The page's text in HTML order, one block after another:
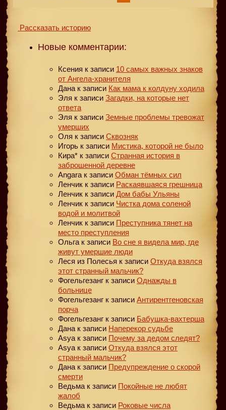
Рассказать историю
Новые комментарии:
Ксения к записи 10 самых важных знаков
от Ангела-хранителя
Дана к записи Как мама к колдуну ходила
Эля к записи Загадки, на которые нет
ответа
Эля к записи Земные проблемы тревожат
умерших
Оля к записи Сквозняк
Игорь к записи Мистика, которой не было
Кира* к записи Странная история в
заброшенной деревне
Angara к записи Обман тёмных сил
Ленчик к записи Раскаявшаяся грешница
Ленчик к записи Дом бабы Ульяны
Ленчик к записи Чистка дома соленой
водой и молитвой
Ленчик к записи Преступника тянет на
место преступления
Ольга к записи Во сне я видела мир, где
живут умершие люди
Леся из Полесья к записи Откуда взялся
этот странный мальчик?
Фогельгезанг к записи Однажды в
больнице
Фогельгезанг к записи Антирентгеновская
порча
Фогельгезанг к записи Бабушка-вахтерша
Дана к записи Наперекор судьбе
Asya к записи Почему за дедом следят?
Asya к записи Откуда взялся этот
странный мальчик?
Дана к записи Предупреждение о скорой
смерти
Ведьма к записи Покойные не любят
жалоб
Ведьма к записи Роковые числа